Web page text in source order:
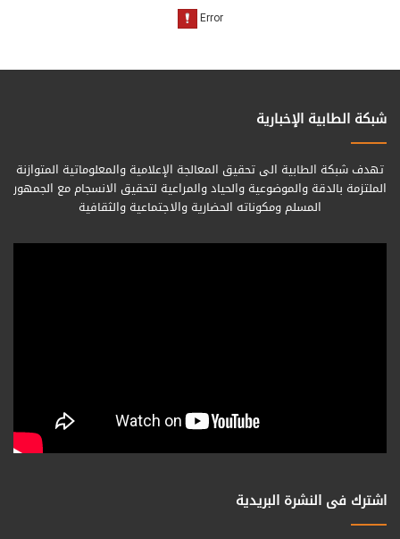
شبكة الطابية الإخبارية
تهدف شبكة الطابية الى تحقيق المعالجة الإعلامية والمعلوماتية المتوازنة
الملتزمة بالدقة والموضوعية والحياد والمراعية لتحقيق الانسجام مع الجمهور
المسلم ومكوناته الحضارية والاجتماعية والثقافية
اشترك فى النشرة البريدية